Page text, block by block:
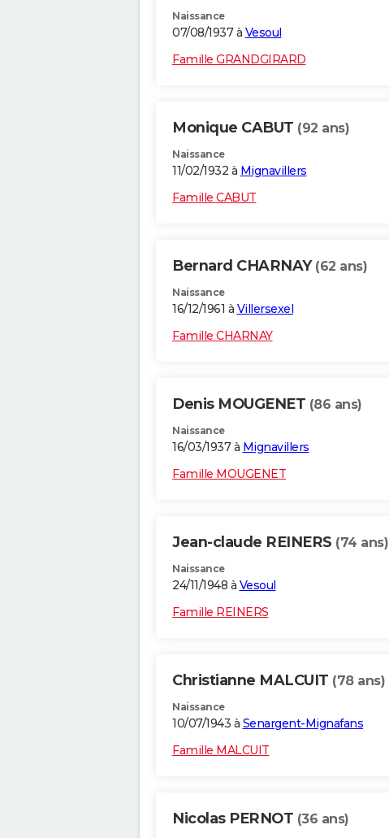
Naissance
07/08/1937 à Vesoul
Famille GRANDGIRARD
Monique CABUT (92 ans)
Naissance
11/02/1932 à Mignavillers
Famille CABUT
Bernard CHARNAY (62 ans)
Naissance
16/12/1961 à Villersexel
Famille CHARNAY
Denis MOUGENET (86 ans)
Naissance
16/03/1937 à Mignavillers
Famille MOUGENET
Jean-claude REINERS (74 ans)
Naissance
24/11/1948 à Vesoul
Famille REINERS
Christianne MALCUIT (78 ans)
Naissance
10/07/1943 à Senargent-Mignafans
Famille MALCUIT
Nicolas PERNOT (36 ans)